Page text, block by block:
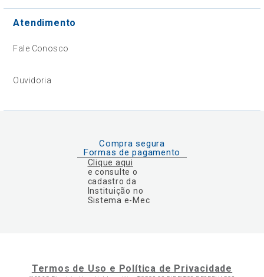
Atendimento
Fale Conosco
Ouvidoria
Compra segura
Formas de pagamento
Clique aqui
e consulte o
cadastro da
Instituição no
Sistema e-Mec
Termos de Uso e Política de Privacidade